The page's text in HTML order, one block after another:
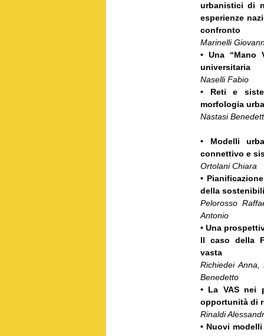
urbanistici di
esperienze
confronto
Marinelli
• Una “Mano
universitaria
Naselli Fabio
• Reti e
morfologia
Nastasi
• Modelli
connettivo e
Ortolani Chiara
•
della
Pelorosso
Antonio
• Una
Il caso della
vasta
Richiedei
Benedetto
• La VAS nei
opportunità di
Rinaldi
• Nuovi